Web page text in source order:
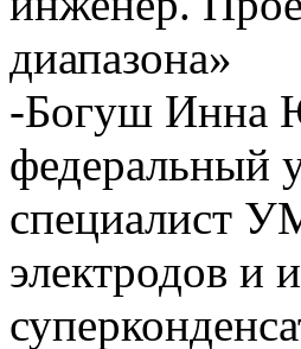
диапазона»
-Богуш
федеральный
специалист
электродов и